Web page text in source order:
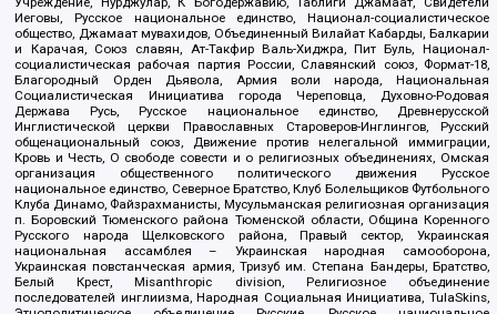
Иеговы, Русское национальное единство, Национал-социалистическое
общество, Джамаат мувахидов, Объединенный Вилайат Кабарды, Балкарии
и Карачая, Союз славян, Ат-Такфир Валь-Хиджра, Пит Буль, Национал-
социалистическая рабочая партия России, Славянский союз, Формат-18,
Благородный Орден Дьявола, Армия воли народа, Национальная
Социалистическая Инициатива города Череповца, Духовно-Родовая
Держава Русь, Русское национальное единство, Древнерусской
Инглистической церкви Православных Староверов-Инглингов, Русский
общенациональный союз, Движение против нелегальной иммиграции,
Кровь и Честь, О свободе совести и о религиозных объединениях, Омская
организация общественного политического движения Русское
национальное единство, Северное Братство, Клуб Болельщиков Футбольного
Клуба Динамо, Файзрахманисты, Мусульманская религиозная организация
п. Боровский Тюменского района Тюменской области, Община Коренного
Русского народа Щелковского района, Правый сектор, Украинская
национальная ассамблея – Украинская народная самооборона,
Украинская повстанческая армия, Тризуб им. Степана Бандеры, Братство,
Белый Крест, Misanthropic division, Религиозное объединение
последователей инглиизма, Народная Социальная Инициатива, TulaSkins,